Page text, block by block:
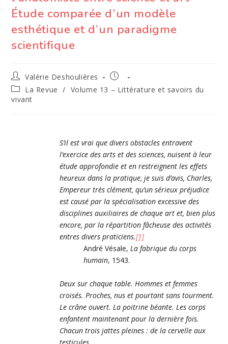
Étude comparée d’un modèle
esthétique et d’un paradigme
scientifique
Auteur/autrice
de
la
publication :
Valérie Deshoulières
Publication
publiée :
Post
category:
La Revue / Volume 13 – Littérature et savoirs du
vivant
S’il est vrai que divers obstacles entravent
l’exercice des arts et des sciences, nuisent à leur
étude approfondie et en restreignent les effets
heureux dans la pratique, je suis d’avis, Charles,
Empereur très clément, qu’un sérieux préjudice
est causé par la spécialisation excessive des
disciplines auxiliaires de chaque art et, bien plus
encore, par la répartition fâcheuse des activités
entres divers praticiens.[1]
André Vésale, La fabrique du corps
humain, 1543.
Deux sur chaque table. Hommes et femmes
croisés. Proches, nus et pourtant sans tourment.
Le crâne ouvert. La poitrine béante. Les corps
enfantent maintenant pour la dernière fois.
Chacun trois jattes pleines : de la cervelle aux
testicules.